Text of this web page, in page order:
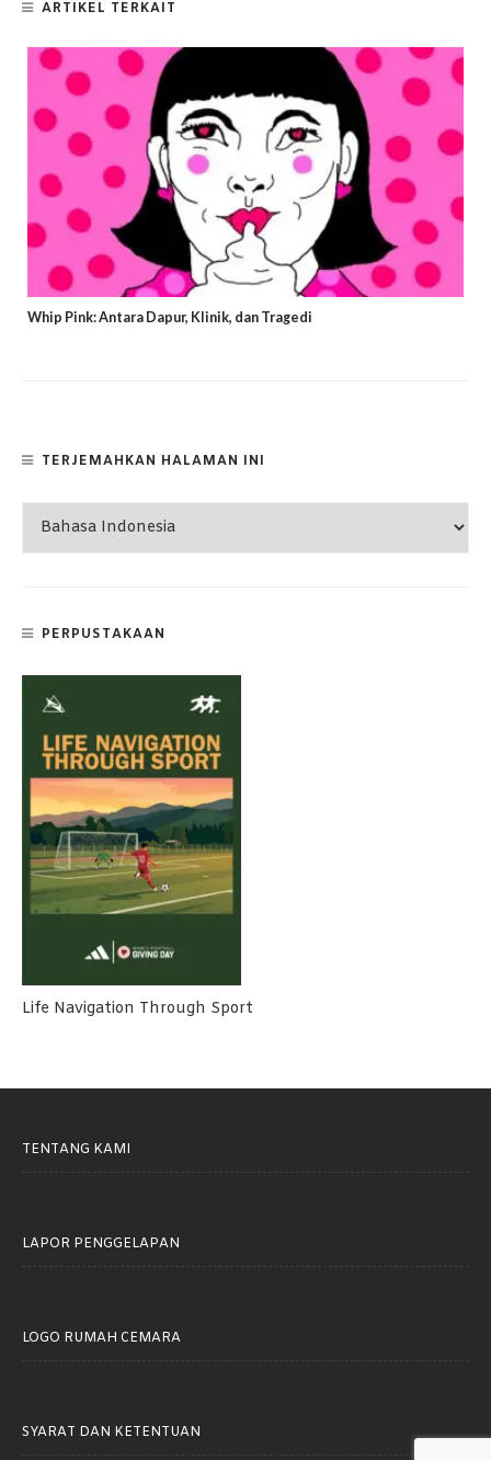
ARTIKEL TERKAIT
Whip Pink: Antara Dapur, Klinik, dan Tragedi
TERJEMAHKAN HALAMAN INI
PERPUSTAKAAN
Life Navigation Through Sport
TENTANG KAMI
LAPOR PENGGELAPAN
LOGO RUMAH CEMARA
SYARAT DAN KETENTUAN